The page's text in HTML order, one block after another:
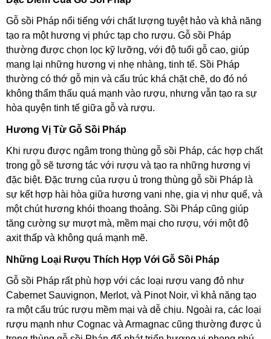
Gỗ sồi Pháp nổi tiếng với chất lượng tuyệt hảo và khả năng
tạo ra một hương vị phức tạp cho rượu. Gỗ sồi Pháp
thường được chọn lọc kỹ lưỡng, với độ tuổi gỗ cao, giúp
mang lại những hương vị nhẹ nhàng, tinh tế. Sồi Pháp
thường có thớ gỗ mịn và cấu trúc khá chặt chẽ, do đó nó
không thẩm thấu quá mạnh vào rượu, nhưng vẫn tạo ra sự
hòa quyện tinh tế giữa gỗ và rượu.
Hương Vị Từ Gỗ Sồi Pháp
Khi rượu được ngâm trong thùng gỗ sồi Pháp, các hợp chất
trong gỗ sẽ tương tác với rượu và tạo ra những hương vị
đặc biệt. Đặc trưng của rượu ủ trong thùng gỗ sồi Pháp là
sự kết hợp hài hòa giữa hương vani nhẹ, gia vị như quế, và
một chút hương khói thoang thoảng. Sồi Pháp cũng giúp
tăng cường sự mượt mà, mềm mại cho rượu, với một độ
axit thấp và không quá mạnh mẽ.
Những Loại Rượu Thích Hợp Với Gỗ Sồi Pháp
Gỗ sồi Pháp rất phù hợp với các loại rượu vang đỏ như
Cabernet Sauvignon, Merlot, và Pinot Noir, vì khả năng tạo
ra một cấu trúc rượu mềm mại và dễ chịu. Ngoài ra, các loại
rượu mạnh như Cognac và Armagnac cũng thường được ủ